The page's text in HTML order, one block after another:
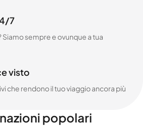
7
sempre e ovunque a tua
visto
che rendono il tuo viaggio ancora più
popolari